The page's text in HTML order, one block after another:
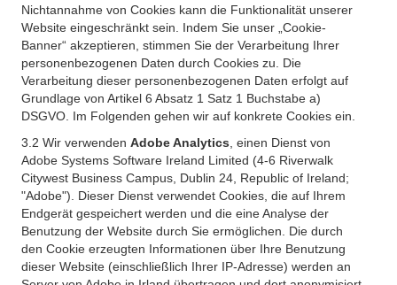
Nichtannahme von Cookies kann die Funktionalität unserer
Website eingeschränkt sein. Indem Sie unser „Cookie-
Banner“ akzeptieren, stimmen Sie der Verarbeitung Ihrer
personenbezogenen Daten durch Cookies zu. Die
Verarbeitung dieser personenbezogenen Daten erfolgt auf
Grundlage von Artikel 6 Absatz 1 Satz 1 Buchstabe a)
DSGVO. Im Folgenden gehen wir auf konkrete Cookies ein.
3.2 Wir verwenden Adobe Analytics , einen Dienst von
Adobe Systems Software Ireland Limited (4-6 Riverwalk
Citywest Business Campus, Dublin 24, Republic of Ireland;
"Adobe"). Dieser Dienst verwendet Cookies, die auf Ihrem
Endgerät gespeichert werden und die eine Analyse der
Benutzung der Website durch Sie ermöglichen. Die durch
den Cookie erzeugten Informationen über Ihre Benutzung
dieser Website (einschließlich Ihrer IP-Adresse) werden an